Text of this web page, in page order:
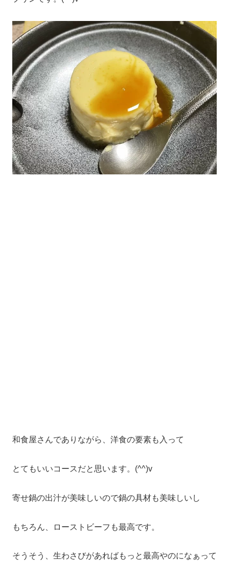
和食屋さんでありながら、洋食の要素も入って
とてもいいコースだと思います。(^^)v
寄せ鍋の出汁が美味しいので鍋の具材も美味しいし
もちろん、ローストビーフも最高です。
そうそう、生わさびがあればもっと最高やのになぁって